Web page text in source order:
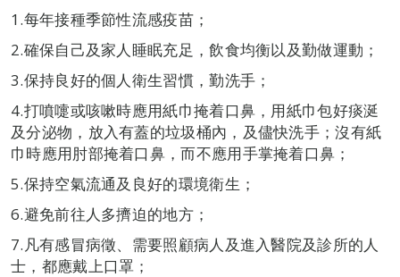
1.​每年接種季節性流感疫苗；
2.​確保自己及家人睡眠充足，飲食均衡以及勤做運動；
3.​保持良好的個人衛生習慣，勤洗手；
4.​打噴嚏或咳嗽時應用紙巾掩着口鼻，用紙巾包好痰涎
及分泌物，放入有蓋的垃圾桶內，及儘快洗手；沒有紙
巾時應用肘部掩着口鼻，而不應用手掌掩着口鼻；
5.​保持空氣流通及良好的環境衛生；
6.​避免前往人多擠迫的地方；
7.​凡有感冒病徵、需要照顧病人及進入醫院及診所的人
士，都應戴上口罩；